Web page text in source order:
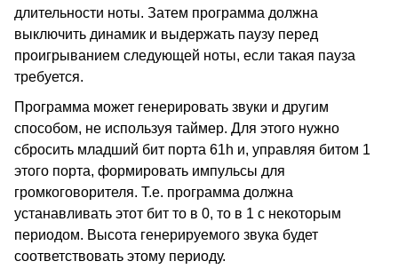
длительности ноты. Затем программа должна
выключить динамик и выдержать паузу перед
проигрыванием следующей ноты, если такая пауза
требуется.
Программа может генерировать звуки и другим
способом, не используя таймер. Для этого нужно
сбросить младший бит порта 61h и, управляя битом 1
этого порта, формировать импульсы для
громкоговорителя. Т.е. программа должна
устанавливать этот бит то в 0, то в 1 с некоторым
периодом. Высота генерируемого звука будет
соответствовать этому периоду.